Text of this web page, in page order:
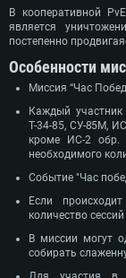
В кооперативной
является
постепенно
Особенности
Миссия “Час
Каждый
Т-34-85, СУ-85М,
кроме ИС-2 обр.
необходимого
Событие "Час
Если
количество
В миссии могут
собирать